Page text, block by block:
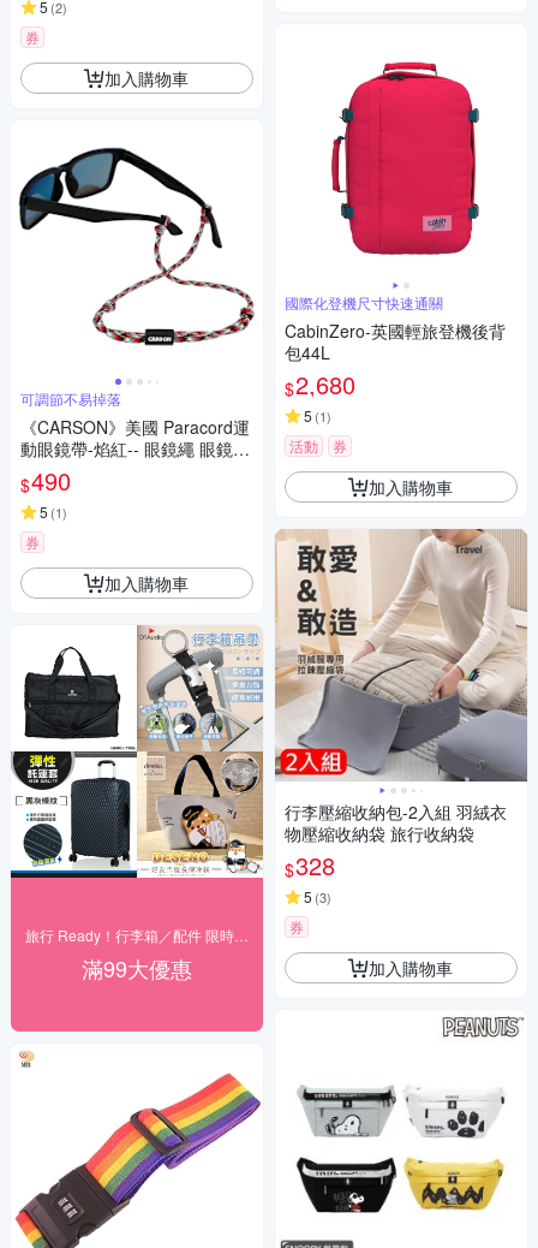
5 (2)
券
加入購物車
可調節不易掉落
《CARSON》美國 Paracord運
動眼鏡帶-焰紅-- 眼鏡繩 眼鏡固
定帶 防滑眼鏡繩 墨鏡繩 運動眼
鏡繩
$490
5 (1)
券
加入購物車
滿99大優惠
國際化登機尺寸快速通關
CabinZero-英國輕旅登機後背
包44L
$2,680
5 (1)
活動 券
加入購物車
行李壓縮收納包-2入組 羽絨衣
物壓縮收納袋 旅行收納袋
$328
5 (3)
券
加入購物車